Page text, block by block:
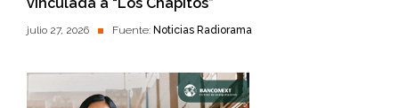
julio 27, 2026 Fuente: Noticias Radiorama